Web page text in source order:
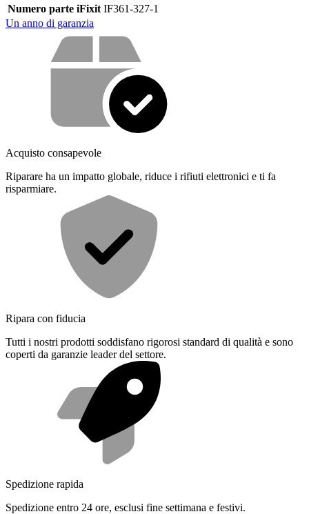
Numero parte iFixit IF361-327-1
Un anno di garanzia
Cosa offriamo con il nostro servizio
Acquisto consapevole
Riparare ha un impatto globale, riduce i rifiuti elettronici e ti fa
risparmiare.
Ripara con fiducia
Tutti i nostri prodotti soddisfano rigorosi standard di qualità e sono
coperti da garanzie leader del settore.
Spedizione rapida
Spedizione entro 24 ore, esclusi fine settimana e festivi.